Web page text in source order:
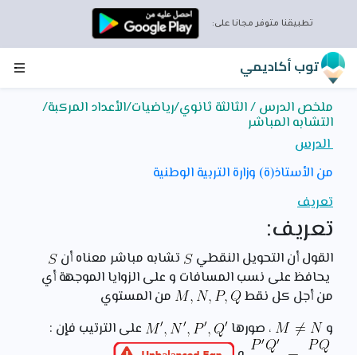
تطبيقنا متوفر مجانا على:
توب أكاديمي
ملخص الدرس / الثالثة ثانوي/رياضيات/الأعداد المركبة/
التشابه المباشر
الدرس
من الأستاذ(ة) وزارة التربية الوطنية
تعريف
تعريف:
القول أن التحويل النقطي
تشابه مباشر معناه أن
يحافظ على نسب المسافات و على الزوايا الموجهة أي
من أجل كل نقط
من المستوي
و
، صورها
على الترتيب فإن :